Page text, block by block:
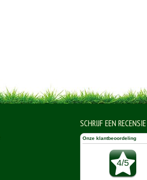
SCHRIJF EEN RECENSIE